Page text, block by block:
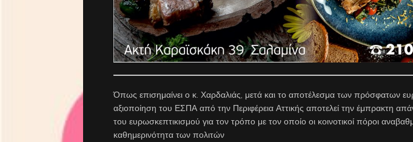
Όπως επισημαίνει ο κ. Χαρδαλιάς, μετά και το αποτέλεσμα των πρόσφατων
αξιοποίηση του ΕΣΠΑ από την Περιφέρεια Αττικής αποτελεί την έμπρακτη
του ευρωσκεπτικισμού για τον τρόπο με τον οποίο οι κοινοτικοί πόροι
καθημερινότητα των πολιτών